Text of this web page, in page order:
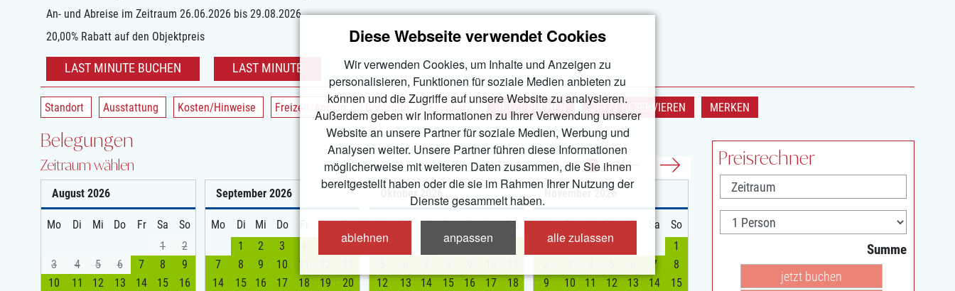
Diese Webseite verwendet Cookies
Wir verwenden Cookies, um Inhalte und Anzeigen zu
personalisieren, Funktionen für soziale Medien anbieten zu
können und die Zugriffe auf unsere Website zu analysieren.
Außerdem geben wir Informationen zu Ihrer Verwendung unserer
Website an unsere Partner für soziale Medien, Werbung und
Analysen weiter. Unsere Partner führen diese Informationen
möglicherweise mit weiteren Daten zusammen, die Sie ihnen
bereitgestellt haben oder die sie im Rahmen Ihrer Nutzung der
Dienste gesammelt haben.
ablehnen anpassen alle zulassen
An- und Abreise im Zeitraum 26.06.2026 bis 29.08.2026
20,00% Rabatt auf den Objektpreis
LAST MINUTE BUCHEN LAST MINUTE
Standort Ausstattung Kosten/Hinweise Freizeit/Angeln JETZT RESERVIEREN MERKEN
Belegungen
Zeitraum wählen
August 2026
Mo Di Mi Do Fr Sa
So
1
2
3
4 5 6 7 8
9
10
11 12 13 14 15
16
September 2026
Mo Di Mi Do Sa
So
1
2 3
6
7
8 9 10 11
14
15 16 17 18 19
20
Oktober
Mo Di Mi Do Fr Sa
So
1
2 3
12
13 14 15 16 17
18
2026
Mo Di Mi Do Fr Sa
So
1
7
8
9
10 11 12 13 14
15
Preisrechner
Summe
jetzt buchen